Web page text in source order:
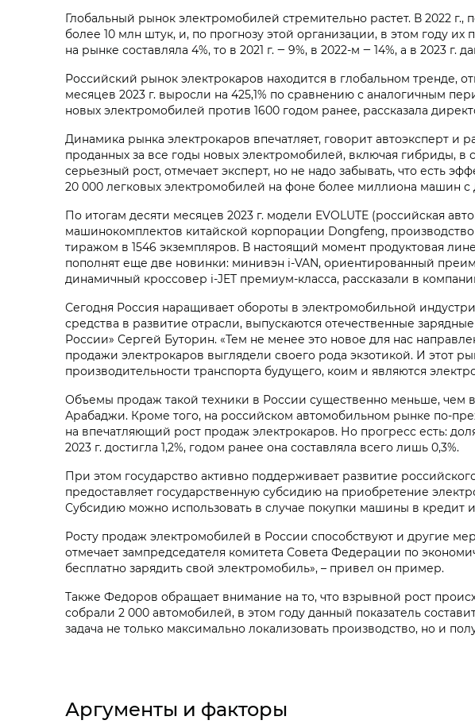
Глобальный рынок электромобилей стремительно растет. В 2022
более 10 млн штук, и, по прогнозу этой организации, в этом году
на рынке составляла 4%, то в 2021 г. ‒ 9%, в 2022-м ‒ 14%, а в 2023
Российский рынок электрокаров находится в глобальном тренде,
месяцев 2023 г. выросли на 425,1% по сравнению с аналогичным
новых электромобилей против 1600 годом ранее, рассказала
Динамика рынка электрокаров впечатляет, говорит автоэксперт
проданных за все годы новых электромобилей, включая гибриды,
серьезный рост, отмечает эксперт, но не надо забывать, что есть
20 000 легковых электромобилей на фоне более миллиона машин
По итогам десяти месяцев 2023 г. модели EVOLUTE (российская
машинокомплектов китайской корпорации Dongfeng,
тиражом в 1546 экземпляров. В настоящий момент продуктовая
пополнят еще две новинки: минивэн i‑VAN, ориентированный
динамичный кроссовер i‑JET премиум-класса, рассказали в
Сегодня Россия наращивает обороты в электромобильной
средства в развитие отрасли, выпускаются отечественные
России» Сергей Буторин. «Тем не менее это новое для нас
продажи электрокаров выглядели своего рода экзотикой. И этот
производительности транспорта будущего, коим и являются
Объемы продаж такой техники в России существенно меньше, чем
Арабаджи. Кроме того, на российском автомобильном рынке по-
на впечатляющий рост продаж электрокаров. Но прогресс есть:
2023 г. достигла 1,2%, годом ранее она составляла всего лишь 0,3%.
При этом государство активно поддерживает развитие
предоставляет государственную субсидию на приобретение
Субсидию можно использовать в случае покупки машины в кредит
Росту продаж электромобилей в России способствуют и другие
отмечает зампредседателя комитета Совета Федерации по
бесплатно зарядить свой электромобиль», – привел он пример.
Также Федоров обращает внимание на то, что взрывной рост
собрали 2 000 автомобилей, в этом году данный показатель
задача не только максимально локализовать производство, но и
Аргументы и факторы